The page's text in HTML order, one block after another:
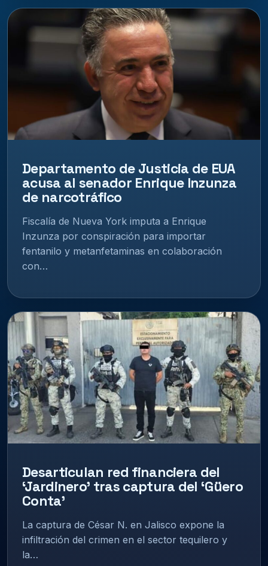
Departamento de Justicia de EUA
acusa al senador Enrique Inzunza
de narcotráfico
Fiscalía de Nueva York imputa a Enrique
Inzunza por conspiración para importar
fentanilo y metanfetaminas en colaboración
con…
Desarticulan red financiera del
‘Jardinero’ tras captura del ‘Güero
Conta’
La captura de César N. en Jalisco expone la
infiltración del crimen en el sector tequilero y
la…